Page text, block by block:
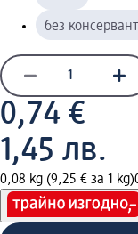
без
0,74 €
1,45 лв.
0,08 kg (9,25 € за 1 kg)